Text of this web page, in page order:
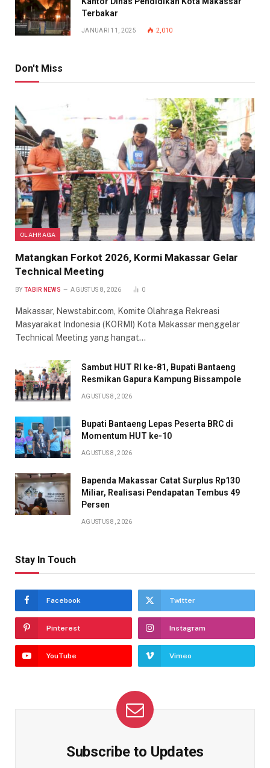
Terbakar
JANUARI 11, 2025 2,010
Don't Miss
OLAHRAGA
Matangkan Forkot 2026, Kormi Makassar Gelar
Technical Meeting
BY TABIR NEWS AGUSTUS 8, 2026 0
Makassar, Newstabir.com, Komite Olahraga Rekreasi
Masyarakat Indonesia (KORMI) Kota Makassar menggelar
Technical Meeting yang hangat…
Sambut HUT RI ke-81, Bupati Bantaeng
Resmikan Gapura Kampung Bissampole
AGUSTUS 8, 2026
Bupati Bantaeng Lepas Peserta BRC di
Momentum HUT ke-10
AGUSTUS 8, 2026
Bapenda Makassar Catat Surplus Rp130
Miliar, Realisasi Pendapatan Tembus 49
Persen
AGUSTUS 8, 2026
Stay In Touch
Facebook Twitter
Pinterest Instagram
YouTube Vimeo
Subscribe to Updates